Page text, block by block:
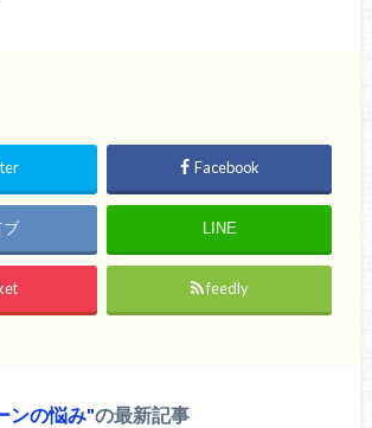
Facebook
ブ LINE
feedly
ンの悩み の最新記事